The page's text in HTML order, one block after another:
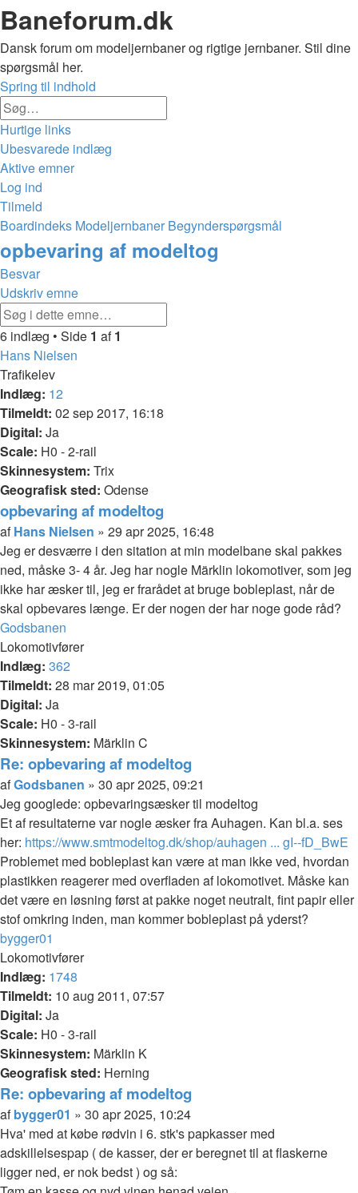
Baneforum.dk
Dansk forum om modeljernbaner og rigtige jernbaner. Stil dine
spørgsmål her.
Spring til indhold
Hurtige links
Ubesvarede indlæg
Aktive emner
Log ind
Tilmeld
Boardindeks Modeljernbaner Begynderspørgsmål
Søg
opbevaring af modeltog
Besvar
Udskriv emne
6 indlæg • Side 1 af1
Hans Nielsen
Trafikelev
Indlæg: 12
Tilmeldt: 02 sep 2017, 16:18
Digital: Ja
Scale: H0 - 2-rail
Skinnesystem: Trix
Geografisk sted: Odense
opbevaring af modeltog
Citer
Indlæg
afHans Nielsen » 29 apr 2025, 16:48
Jeg er desværre i den sitation at min modelbane skal pakkes
ned, måske 3- 4 år. Jeg har nogle Märklin lokomotiver, som jeg
ikke har æsker til, jeg er frarådet at bruge bobleplast, når de
skal opbevares længe. Er der nogen der har noge gode råd?
Top
Godsbanen
Lokomotivfører
Indlæg: 362
Tilmeldt: 28 mar 2019, 01:05
Digital: Ja
Scale: H0 - 3-rail
Skinnesystem: Märklin C
Re: opbevaring af modeltog
Citer
Indlæg
afGodsbanen » 30 apr 2025, 09:21
Jeg googlede: opbevaringsæsker til modeltog
Et af resultaterne var nogle æsker fra Auhagen. Kan bl.a. ses
her: https://www.smtmodeltog.dk/shop/auhagen ... gI--fD_BwE
Problemet med bobleplast kan være at man ikke ved, hvordan
plastikken reagerer med overfladen af lokomotivet. Måske kan
det være en løsning først at pakke noget neutralt, fint papir eller
stof omkring inden, man kommer bobleplast på yderst?
Top
bygger01
Lokomotivfører
Indlæg: 1748
Tilmeldt: 10 aug 2011, 07:57
Digital: Ja
Scale: H0 - 3-rail
Skinnesystem: Märklin K
Geografisk sted: Herning
Re: opbevaring af modeltog
Citer
Indlæg
afbygger01 » 30 apr 2025, 10:24
Hva' med at købe rødvin i 6. stk's papkasser med
adskillelsespap ( de kasser, der er beregnet til at flaskerne
ligger ned, er nok bedst ) og så: